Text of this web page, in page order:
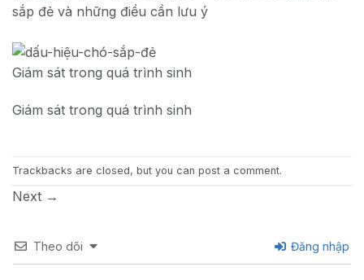
sắp đẻ và những điều cần lưu ý
Giám sát trong quá trình sinh
Giám sát trong quá trình sinh
Trackbacks are closed, but you can post a comment.
Next →
Theo dõi Đăng nhập